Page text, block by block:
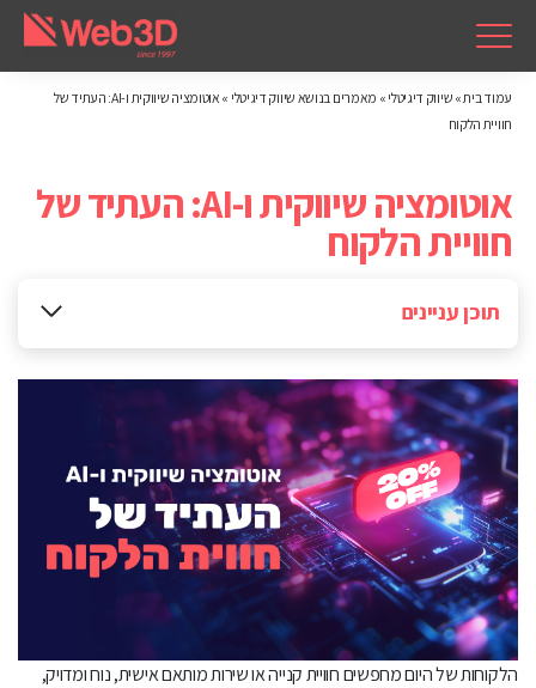
עמוד בית» שיווק דיגיטלי » מאמרים בנושא שיווק דיגיטלי »
אוטומציה שיווקית ו-AI: העתיד של
חוויית הלקוח
אוטומציה שיווקית ו-AI: העתיד של
חוויית הלקוח
תוכן עניינים
AI בשיווק: תפקיד מרכזי בניתוח והתאמה בזמן אמת
השילוב בין אוטומציה ו-AI: אינטגרציה מלאה לחוויית לקוח
הכוח של AI בשיווק: תובנות ממחקרים
אתגרים ופתרונות ביישום אוטומציה שיווקית ו-AI
מבט לעתיד: מגמות והכיוונים החדשים באוטומציה שיווקית ו-AI
הפוטנציאל העסקי של אוטומציה שיווקית ו-AI
הלקוחות של היום מחפשים חוויית קנייה או שירות מותאם אישית, נוח ומדויק,